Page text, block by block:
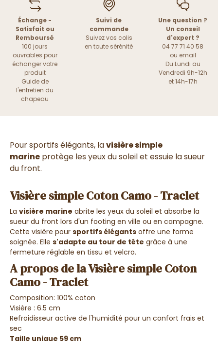
Échange -
Satisfait ou
Remboursé
100 jours
ouvrables pour
échanger votre
produit
Guide de
l'entretien du
chapeau
Suivi de
commande
Suivez vos colis
en toute sérénité
Une question ?
Un conseil
d'expert ?
04 77 71 40 58
ou email
Du Lundi au
Vendredi 9h-12h
et 14h-17h
Pour sportifs élégants, lavisière simple
marine protège les yeux du soleil et essuie la sueur
du front.
Visière simple Coton Camo - Traclet
La visière marine abrite les yeux du soleil et absorbe la
sueur du front lors d'un footing en ville ou en campagne.
Cette visière pour sportifs élégants offre une forme
soignée. Elle s'adapte au tour de tête grâce à une
fermeture réglable en tissu et velcro.
A propos de la Visière simple Coton
Camo - Traclet
Composition: 100% coton
Visière : 6.5 cm
Refroidisseur active de l'humidité pour un confort frais et
sec
Taille unique 59 cm